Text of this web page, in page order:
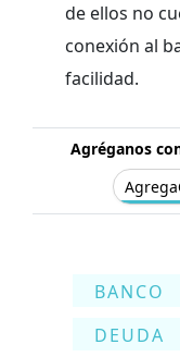
de ellos no
conexión al
facilidad.
Agréganos
Agrega
BANCO
DEUDA